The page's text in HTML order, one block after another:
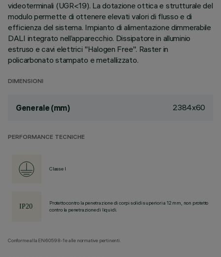
videoterminali (UGR<19). La dotazione ottica e strutturale del
modulo permette di ottenere elevati valori di flusso e di
efficienza del sistema. Impianto di alimentazione dimmerabile
DALI integrato nell’apparecchio. Dissipatore in alluminio
estruso e cavi elettrici "Halogen Free". Raster in
policarbonato stampato e metallizzato.
DIMENSIONI
Generale (mm) 2384x60
PERFORMANCE TECNICHE
Classe I
Protetto contro la penetrazione di corpi solidi superiori a 12 mm, non protetto
contro la penetrazione di liquidi.
Conforme alla EN60598-1 e alle normative pertinenti.